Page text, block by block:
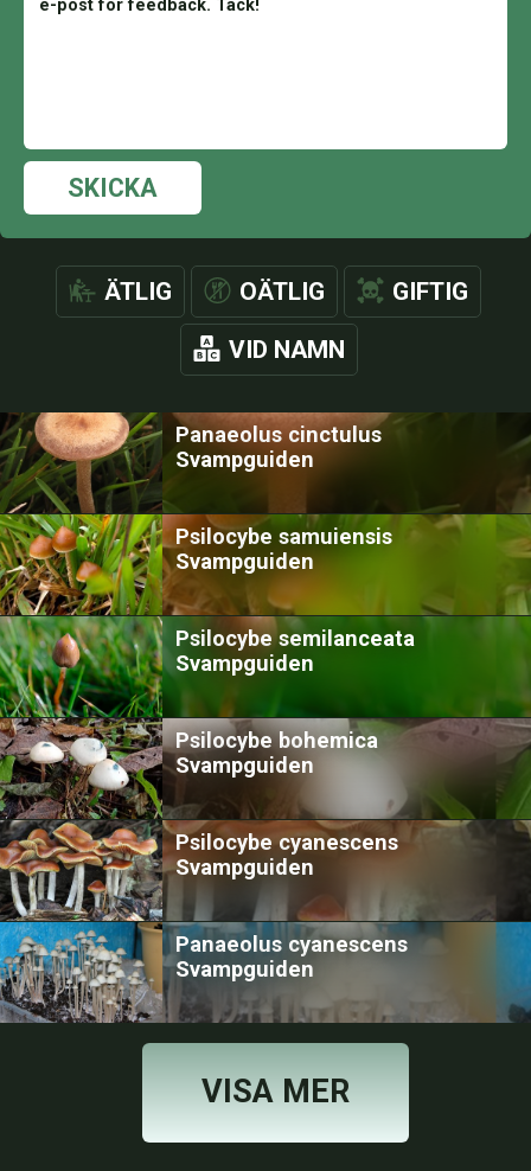
SKICKA
ÄTLIG OÄTLIG GIFTIG
VID NAMN
Panaeolus cinctulus
Svampguiden
Psilocybe samuiensis
Svampguiden
Psilocybe semilanceata
Svampguiden
Psilocybe bohemica
Svampguiden
Psilocybe cyanescens
Svampguiden
Panaeolus cyanescens
Svampguiden
VISA MER